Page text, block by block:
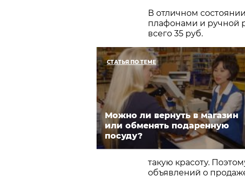
В отличном
плафонами и ручной
всего 35 руб.
СТАТЬЯ ПО ТЕМЕ
Можно ли вернуть в магазин
или обменять подаренную
посуду?
такую красоту.
объявлений о